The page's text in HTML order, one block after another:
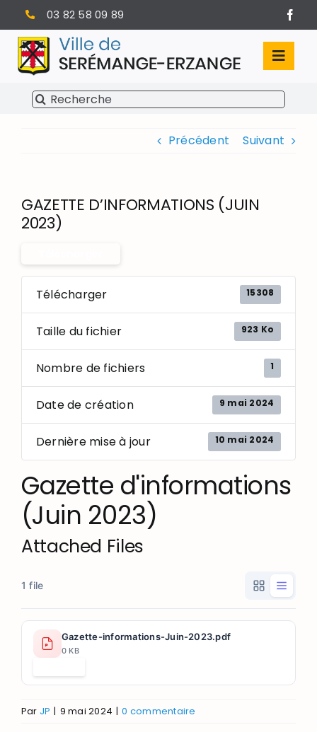
Passer
au
contenu
03 82 58 09 89
SÉRÉMANGE-ERZANGE
INFOS PRATIQUES
Rechercher:
Précédent Suivant
GAZETTE D’INFORMATIONS (JUIN
2023)
Télécharger 15308
Taille du fichier 923 Ko
Nombre de fichiers 1
Date de création 9 mai 2024
Dernière mise à jour 10 mai 2024
Gazette d'informations
(Juin 2023)
Attached Files
1 file
Gazette-informations-Juin-2023.pdf
0 KB
Par JP | 9 mai 2024 | 0 commentaire